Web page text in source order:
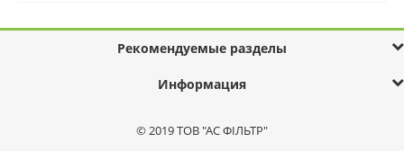
Рекомендуемые разделы
Информация
© 2019 ТОВ "АС ФІЛЬТР"